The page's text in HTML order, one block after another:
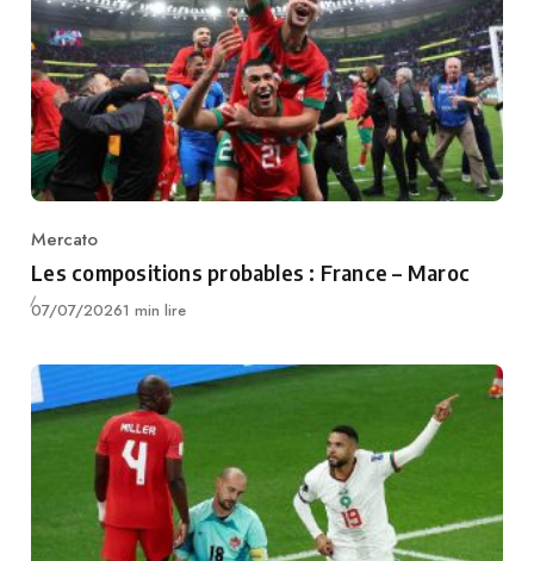
Category
Mercato
Les compositions probables : France – Maroc
Publié
07/07/20261 min lire